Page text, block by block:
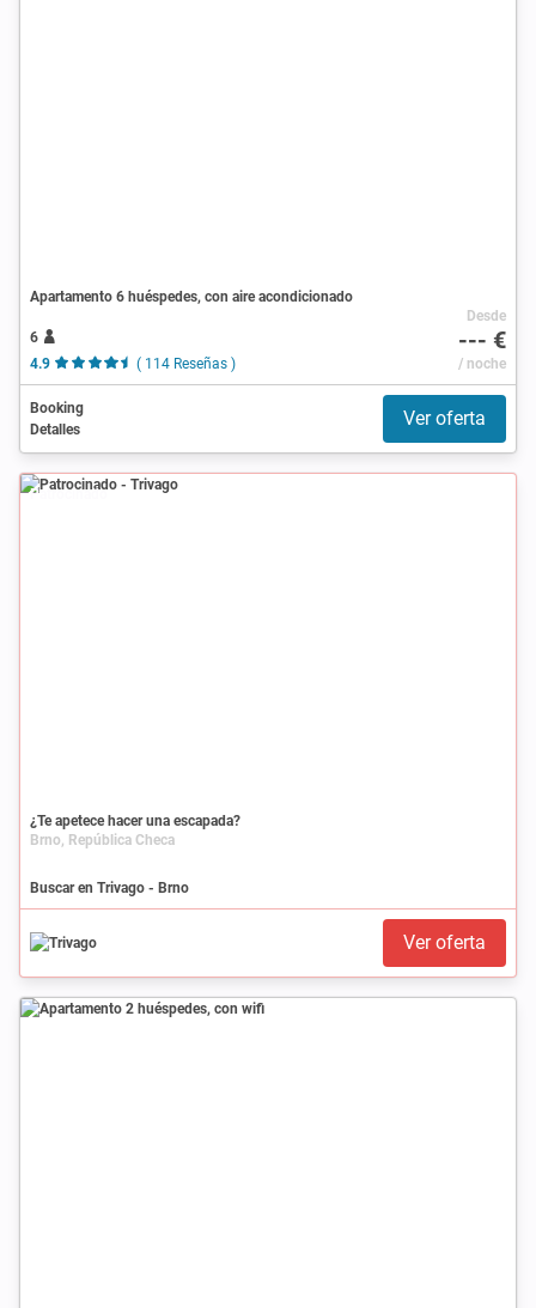
Apartamento 6 huéspedes, con aire acondicionado
6
4.9
( 114 Reseñas )
Desde
--- €
/ noche
Booking
Detalles
Ver oferta
Patrocinado
¿Te apetece hacer una escapada?
Brno, República Checa
Buscar en Trivago - Brno
Ver oferta